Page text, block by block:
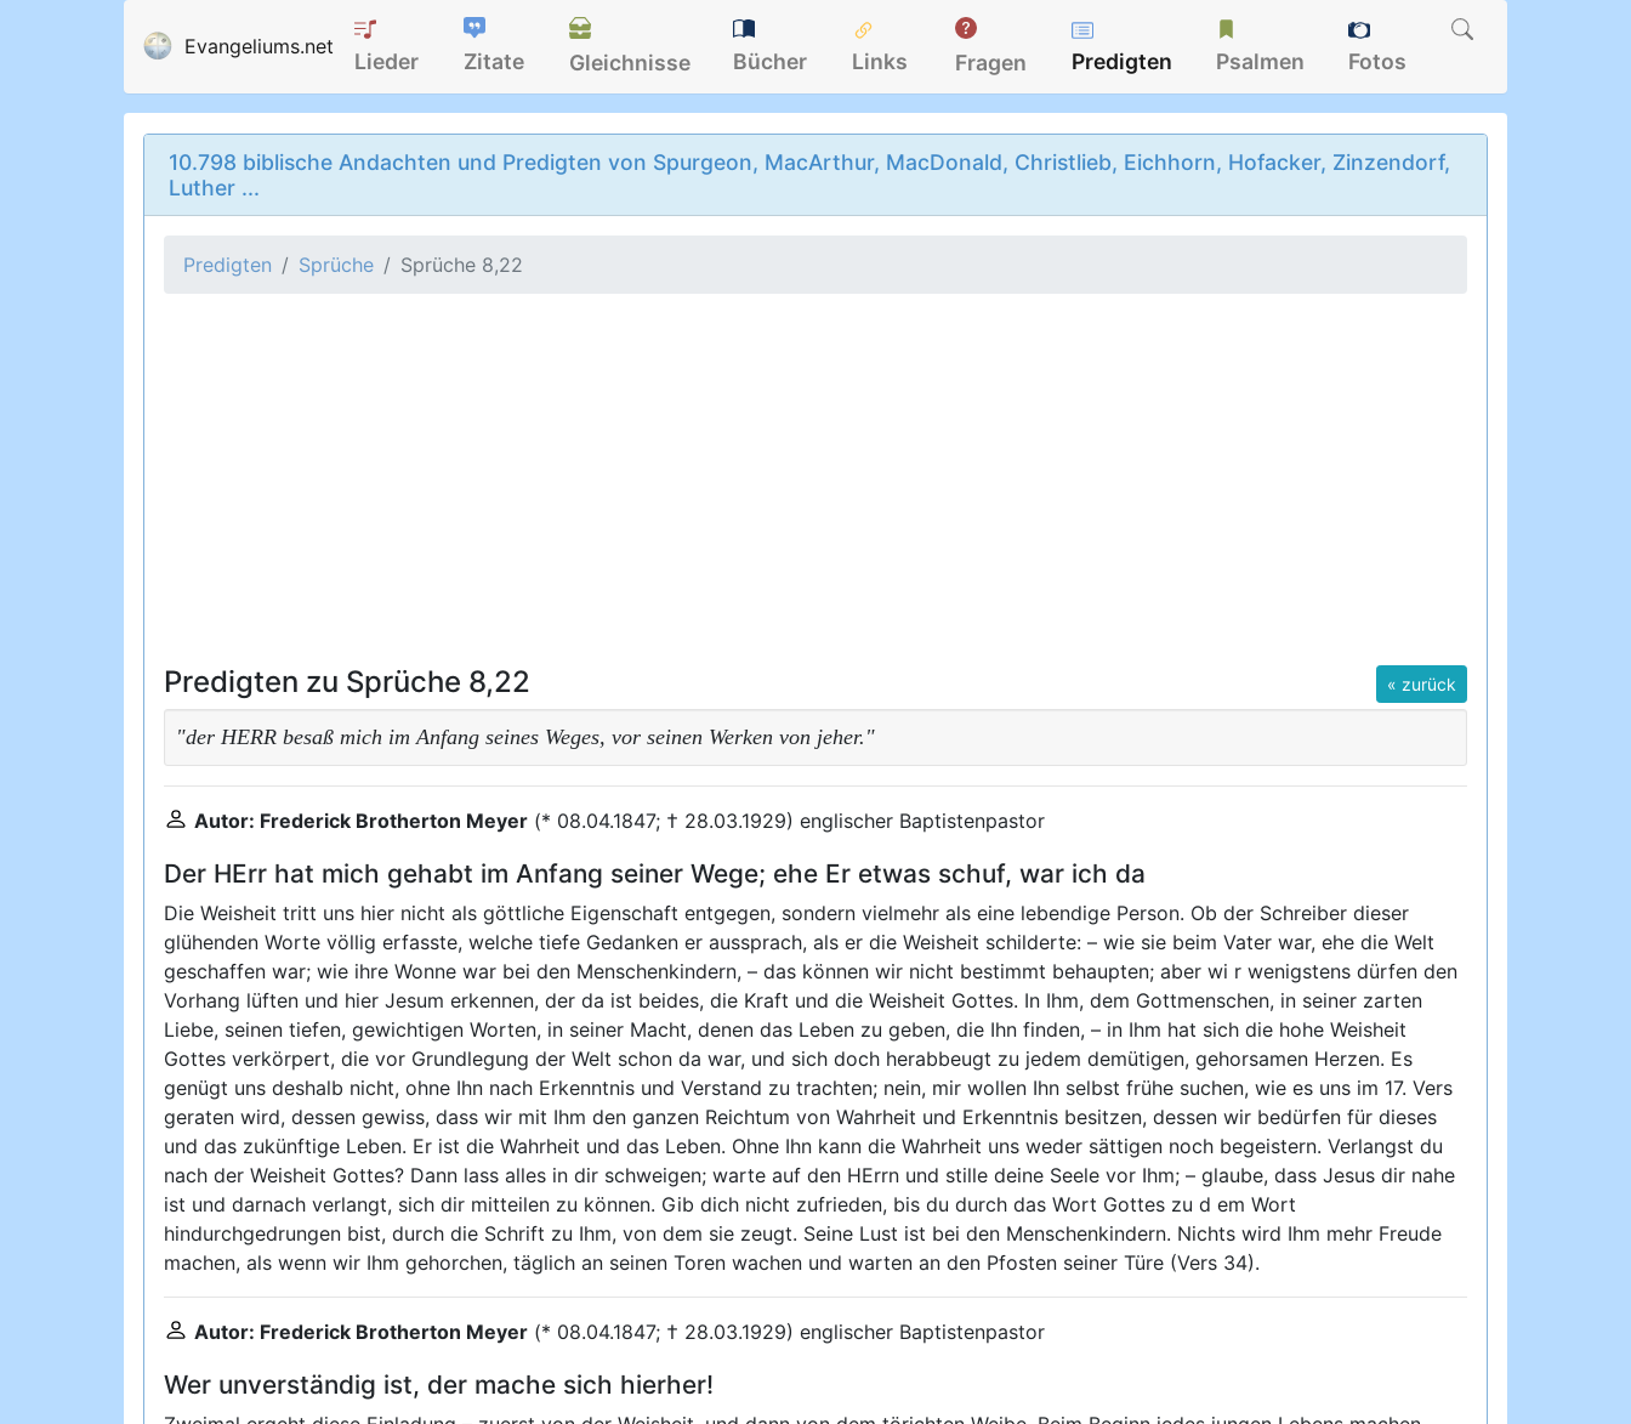
Evangeliums.net
Lieder Zitate Gleichnisse Bücher Links Fragen Predigten Psalmen Fotos
10.798 biblische Andachten und Predigten von Spurgeon, MacArthur, MacDonald, Christlieb, Eichhorn, Hofacker, Zinzendorf,
Luther ...
Predigten Sprüche Sprüche 8,22
« zurück
Predigten zu Sprüche 8,22
"der HERR besaß mich im Anfang seines Weges, vor seinen Werken von jeher."
Autor: Frederick Brotherton Meyer (* 08.04.1847; † 28.03.1929) englischer Baptistenpastor
Der HErr hat mich gehabt im Anfang seiner Wege; ehe Er etwas schuf, war ich da
Die Weisheit tritt uns hier nicht als göttliche Eigenschaft entgegen, sondern vielmehr als eine lebendige Person. Ob der Schreiber dieser
glühenden Worte völlig erfasste, welche tiefe Gedanken er aussprach, als er die Weisheit schilderte: – wie sie beim Vater war, ehe die Welt
geschaffen war; wie ihre Wonne war bei den Menschenkindern, – das können wir nicht bestimmt behaupten; aber wi r wenigstens dürfen den
Vorhang lüften und hier Jesum erkennen, der da ist beides, die Kraft und die Weisheit Gottes. In Ihm, dem Gottmenschen, in seiner zarten
Liebe, seinen tiefen, gewichtigen Worten, in seiner Macht, denen das Leben zu geben, die Ihn finden, – in Ihm hat sich die hohe Weisheit
Gottes verkörpert, die vor Grundlegung der Welt schon da war, und sich doch herabbeugt zu jedem demütigen, gehorsamen Herzen. Es
genügt uns deshalb nicht, ohne Ihn nach Erkenntnis und Verstand zu trachten; nein, mir wollen Ihn selbst frühe suchen, wie es uns im 17. Vers
geraten wird, dessen gewiss, dass wir mit Ihm den ganzen Reichtum von Wahrheit und Erkenntnis besitzen, dessen wir bedürfen für dieses
und das zukünftige Leben. Er ist die Wahrheit und das Leben. Ohne Ihn kann die Wahrheit uns weder sättigen noch begeistern. Verlangst du
nach der Weisheit Gottes? Dann lass alles in dir schweigen; warte auf den HErrn und stille deine Seele vor Ihm; – glaube, dass Jesus dir nahe
ist und darnach verlangt, sich dir mitteilen zu können. Gib dich nicht zufrieden, bis du durch das Wort Gottes zu d em Wort
hindurchgedrungen bist, durch die Schrift zu Ihm, von dem sie zeugt. Seine Lust ist bei den Menschenkindern. Nichts wird Ihm mehr Freude
machen, als wenn wir Ihm gehorchen, täglich an seinen Toren wachen und warten an den Pfosten seiner Türe (Vers 34).
Autor: Frederick Brotherton Meyer (* 08.04.1847; † 28.03.1929) englischer Baptistenpastor
Wer unverständig ist, der mache sich hierher!